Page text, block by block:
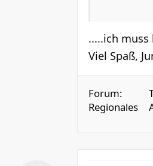
.....ich
Viel Spaß,
Forum:
Regionales